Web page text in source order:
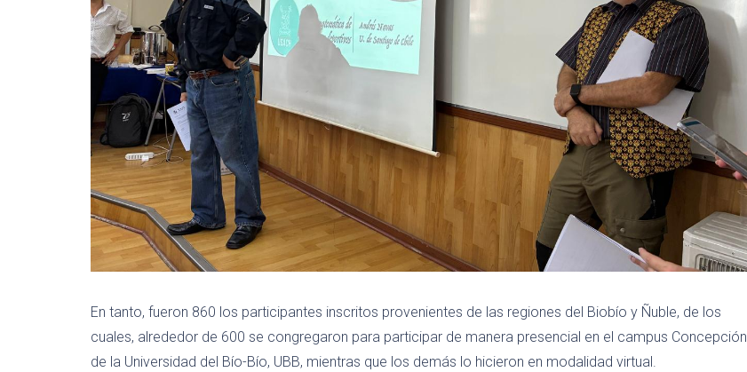
En tanto, fueron 860 los participantes inscritos provenientes de las regiones del Biobío y Ñuble, de los
cuales, alrededor de 600 se congregaron para participar de manera presencial en el campus Concepción
de la Universidad del Bío-Bío, UBB, mientras que los demás lo hicieron en modalidad virtual.